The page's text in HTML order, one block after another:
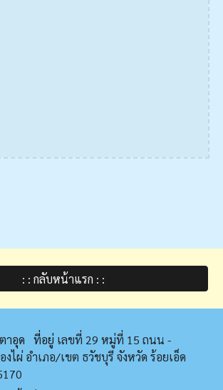
: : กลับหน้าแรก : :
ตาอุด ที่อยู่ เลขที่ 29 หมู่ที่ 15 ถนน -
ไผ่ อำเภอ/เขต ธวัชบุรี จังหวัด ร้อยเอ็ด